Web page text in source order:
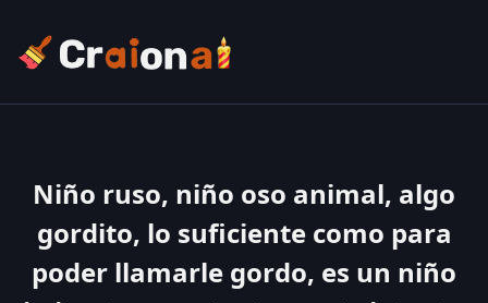
Niño ruso, niño oso animal, algo
gordito, lo suficiente como para
poder llamarle gordo, es un niño